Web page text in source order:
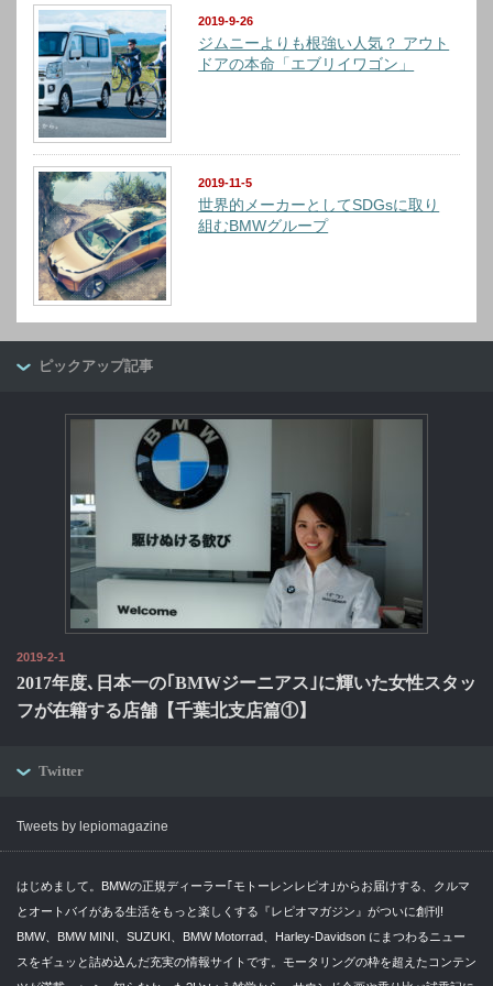
2019-9-26
ジムニーよりも根強い人気？ アウト
ドアの本命「エブリイワゴン」
2019-11-5
世界的メーカーとしてSDGsに取り
組むBMWグループ
ピックアップ記事
2019-2-1
2017年度､日本一の｢BMWジーニアス｣に輝いた女性スタッ
フが在籍する店舗【千葉北支店篇①】
Twitter
Tweets by lepiomagazine
はじめまして。BMWの正規ディーラー｢モトーレンレピオ｣からお届けする、クルマ
とオートバイがある生活をもっと楽しくする『レピオマガジン』がついに創刊!
BMW、BMW MINI、SUZUKI、BMW Motorrad、Harley-Davidson にまつわるニュー
スをギュッと詰め込んだ充実の情報サイトです。モータリングの枠を超えたコンテン